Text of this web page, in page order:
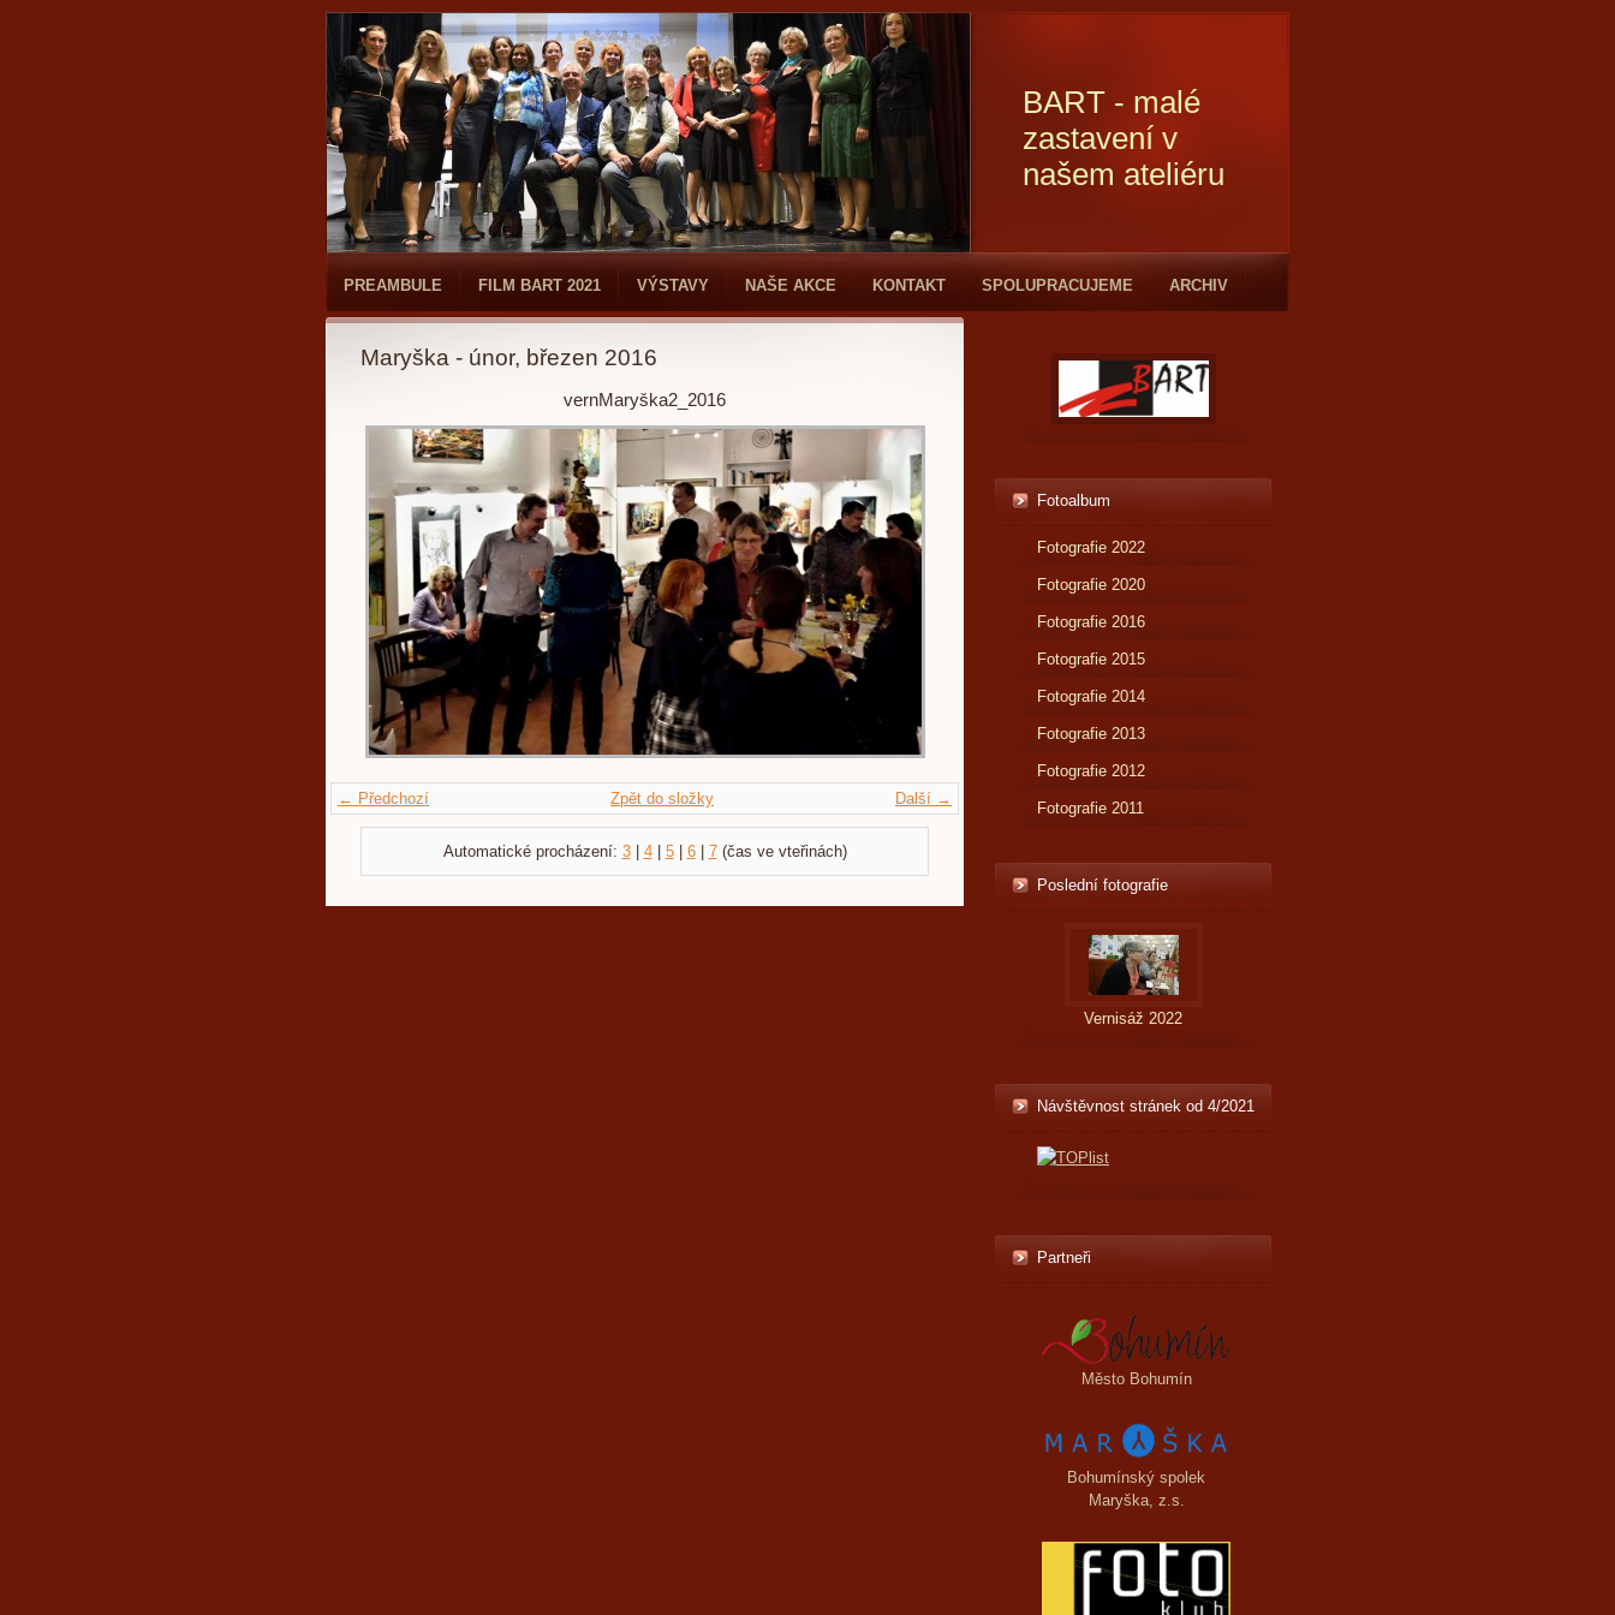
BART - malé
zastavení v
našem ateliéru
PREAMBULE FILM BART 2021 VÝSTAVY NAŠE AKCE KONTAKT SPOLUPRACUJEME ARCHIV
Maryška - únor, březen 2016
vernMaryška2_2016
← Předchozí Další →
Zpět do složky
Automatické procházení: 3| 4| 5| 6| 7(čas ve vteřinách)
Fotoalbum
Fotografie 2022
Fotografie 2020
Fotografie 2016
Fotografie 2015
Fotografie 2014
Fotografie 2013
Fotografie 2012
Fotografie 2011
Poslední fotografie
Vernisáž 2022
Návštěvnost stránek od 4/2021
Partneři
Město Bohumín
Bohumínský spolek
Maryška, z.s.